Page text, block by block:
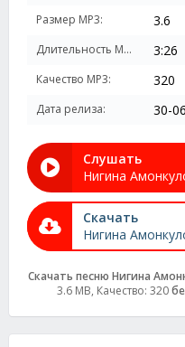
Размер MP3: 3.6
Длительность MP3: 3:26
Качество MP3: 320
Дата релиза: 30-
Слушать
Нигина
Скачать
Нигина
Скачать песню Нигина
3.6 MB, Качество: 320